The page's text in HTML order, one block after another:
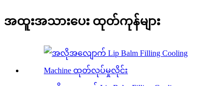
အထူးအသားပေး ထုတ်ကုန်များ